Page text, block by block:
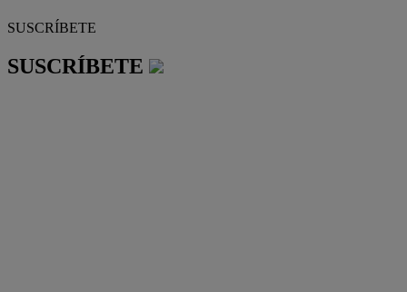
SUSCRÍBETE
SUSCRÍBETE